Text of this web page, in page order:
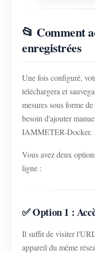
📂 Comment
enregistrées
Une fois configuré,
téléchargera et
mesures sous forme de
besoin d'ajouter
IAMMETER-Docker.
Vous avez deux
ligne :
✅ Option 1 :
Il suffit de visiter
appareil du même